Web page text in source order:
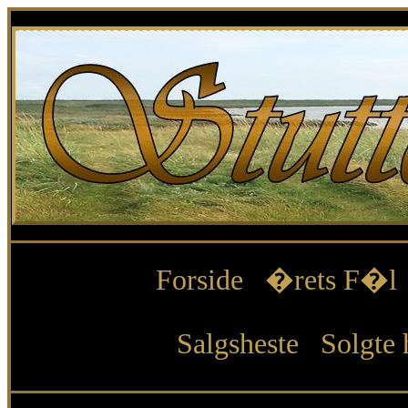
Forside
�rets F�l
Salgsheste
Solgte